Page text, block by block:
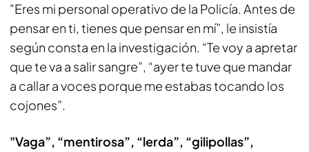
"Eres mi personal operativo de la Policía. Antes de
pensar en ti, tienes que pensar en mí”, le insistía
según consta en la investigación. “Te voy a apretar
que te va a salir sangre”, “ayer te tuve que mandar
a callar a voces porque me estabas tocando los
cojones”.
"Vaga”, “mentirosa”, “lerda”, “gilipollas”,